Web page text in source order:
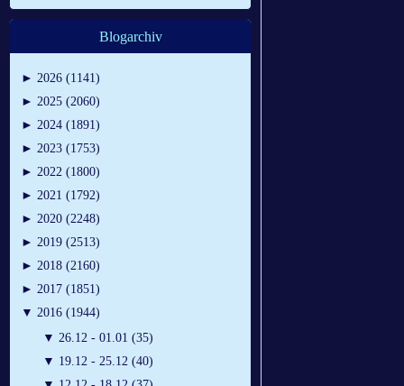
Blogarchiv
► 2026 (1141)
► 2025 (2060)
► 2024 (1891)
► 2023 (1753)
► 2022 (1800)
► 2021 (1792)
► 2020 (2248)
► 2019 (2513)
► 2018 (2160)
► 2017 (1851)
▼ 2016 (1944)
▼ 26.12 - 01.01 (35)
▼ 19.12 - 25.12 (40)